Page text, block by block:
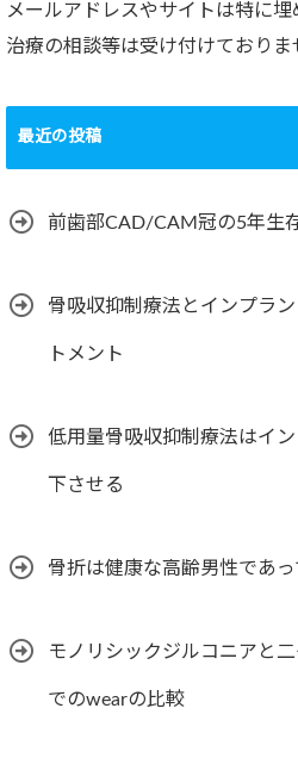
メールアドレスやサイトは特に埋
治療の相談等は受け付けておりま
最近の投稿
前歯部CAD/CAM冠の5年生
骨吸収抑制療法とインプラ
トメント
低用量骨吸収抑制療法はイ
下させる
骨折は健康な高齢男性であ
モノリシックジルコニアと
でのwearの比較